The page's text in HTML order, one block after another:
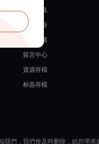
常用工具
最近更新
源碼團購
留言中心
資源存檔
标簽存檔
們，我們會及時删除，給您帶來